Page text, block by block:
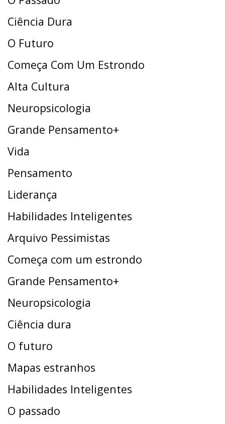
Ciência Dura
O Futuro
Começa Com Um Estrondo
Alta Cultura
Neuropsicologia
Grande Pensamento+
Vida
Pensamento
Liderança
Habilidades Inteligentes
Arquivo Pessimistas
Começa com um estrondo
Grande Pensamento+
Neuropsicologia
Ciência dura
O futuro
Mapas estranhos
Habilidades Inteligentes
O passado